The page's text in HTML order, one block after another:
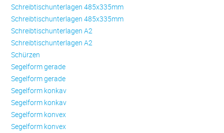
Schreibtischunterlagen 485x335mm
Schreibtischunterlagen 485x335mm
Schreibtischunterlagen A2
Schreibtischunterlagen A2
Schürzen
Se­gel­form ge­ra­de
Se­gel­form ge­ra­de
Se­gel­form konkav
Se­gel­form konkav
Se­gel­form konvex
Se­gel­form konvex